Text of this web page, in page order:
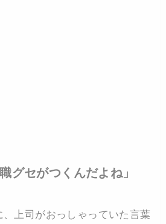
グセがつくんだよね」
上司がおっしゃっていた言葉